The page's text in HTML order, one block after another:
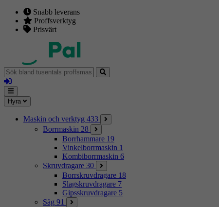
Snabb leverans
Proffsverktyg
Prisvärt
Sök
bland
tusentals
proffsmaskiner
Logga
in
Mina
sidor
Meny
Hyra
Maskin och verktyg 433
Borrmaskin 28
Borrhammare 19
Vinkelborrmaskin 1
Kombiborrmaskin 6
Skruvdragare 30
Borrskruvdragare 18
Slagskruvdragare 7
Gipsskruvdragare 5
Såg 91